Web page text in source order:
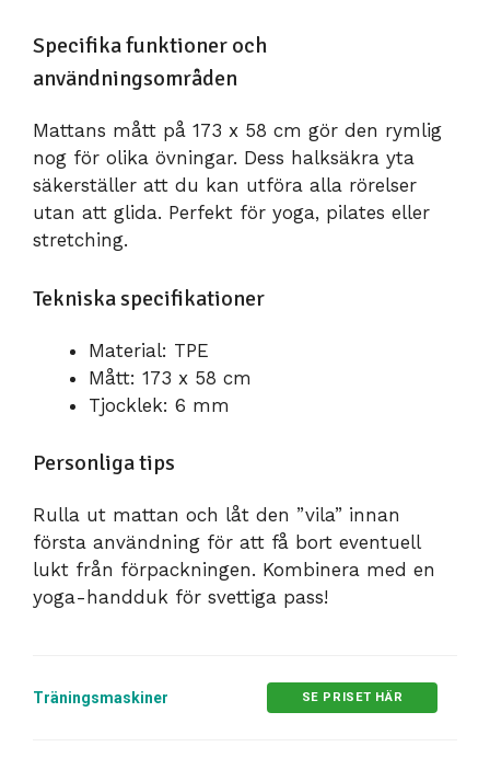
Specifika funktioner och
användningsområden
Mattans mått på 173 x 58 cm gör den rymlig
nog för olika övningar. Dess halksäkra yta
säkerställer att du kan utföra alla rörelser
utan att glida. Perfekt för yoga, pilates eller
stretching.
Tekniska specifikationer
Material: TPE
Mått: 173 x 58 cm
Tjocklek: 6 mm
Personliga tips
Rulla ut mattan och låt den ”vila” innan
första användning för att få bort eventuell
lukt från förpackningen. Kombinera med en
yoga-handduk för svettiga pass!
Träningsmaskiner SE PRISET HÄR